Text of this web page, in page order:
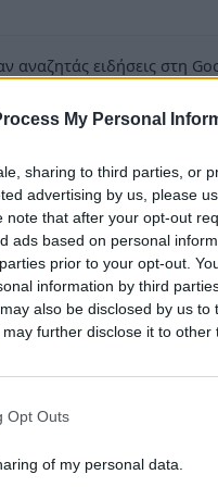
My Personal
sharing to third parties, or
advertising by us, please
note that after your opt-out
ads based on personal
prior to your opt-out.
information by third
also be disclosed by us to
further disclose it to other
Opt Outs
of my personal data.
αναζητάς ειδήσεις στη
πηγή
Google
χαρακτήρα θα
19 Δεκεμβρίου ώρα 6
Περιφερειακού
και μέλη της